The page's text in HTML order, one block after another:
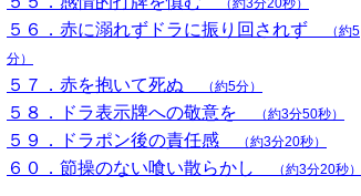
（約3分20秒）
５６．赤に溺れずドラに振り回されず
（約5
分）
５７．赤を抱いて死ぬ （約5分）
５８．ドラ表示牌への敬意を （約3分50秒）
５９．ドラポン後の責任感 （約3分20秒）
６０．節操のない喰い散らかし （約3分20秒）